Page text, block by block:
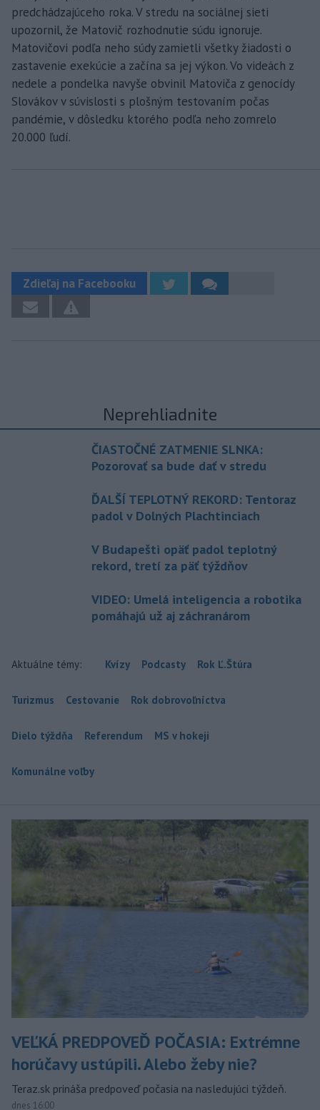
predchádzajúceho roka. V stredu na sociálnej sieti
upozornil, že Matovič rozhodnutie súdu ignoruje.
Matovičovi podľa neho súdy zamietli všetky žiadosti o
zastavenie exekúcie a začína sa jej výkon. Vo videách z
nedele a pondelka navyše obvinil Matoviča z genocídy
Slovákov v súvislosti s plošným testovaním počas
pandémie, v dôsledku ktorého podľa neho zomrelo
20.000 ľudí.
Zdieľaj na Facebooku
Neprehliadnite
ČIASTOČNÉ ZATMENIE SLNKA:
Pozorovať sa bude dať v stredu
ĎALŠÍ TEPLOTNÝ REKORD: Tentoraz
padol v Dolných Plachtinciach
V Budapešti opäť padol teplotný
rekord, tretí za päť týždňov
VIDEO: Umelá inteligencia a robotika
pomáhajú už aj záchranárom
Aktuálne témy: Kvízy Podcasty Rok Ľ.Štúra
Turizmus Cestovanie Rok dobrovoľníctva
Dielo týždňa Referendum MS v hokeji
Komunálne voľby
VEĽKÁ PREDPOVEĎ POČASIA: Extrémne
horúčavy ustúpili. Alebo žeby nie?
Teraz.sk prináša predpoveď počasia na nasledujúci týždeň.
dnes 16:00